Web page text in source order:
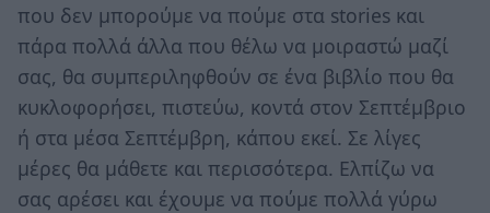
που δεν μπορούμε να πούμε στα stories και
πάρα πολλά άλλα που θέλω να μοιραστώ μαζί
σας, θα συμπεριληφθούν σε ένα βιβλίο που θα
κυκλοφορήσει, πιστεύω, κοντά στον Σεπτέμβριο
ή στα μέσα Σεπτέμβρη, κάπου εκεί. Σε λίγες
μέρες θα μάθετε και περισσότερα. Ελπίζω να
σας αρέσει και έχουμε να πούμε πολλά γύρω